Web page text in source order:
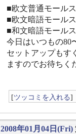
■欧文普通モール
■欧文暗語モール
■和文暗語モール
今日はいつもの80
セットアップもす
ますのでお待ちく
[ツッコミを入れる]
2008年01月04日(Fri)